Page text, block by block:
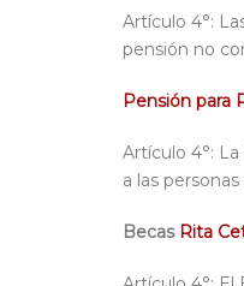
Artículo 4°:
pensión no
Pensión para
Artículo 4°:
a las
Becas Rita